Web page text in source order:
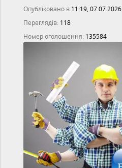
Опубліковано в 11:19, 07.07.2026
Переглядів: 118
Номер оголошення: 135584